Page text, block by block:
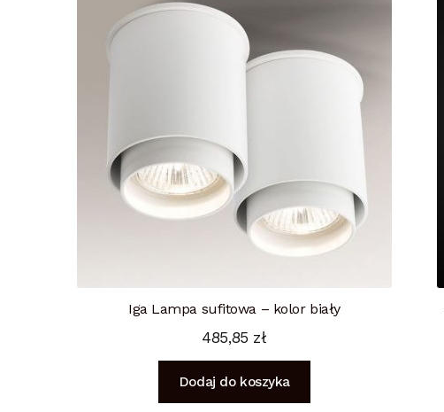
Iga Lampa sufitowa – kolor biały
485,85 zł
Dodaj do koszyka